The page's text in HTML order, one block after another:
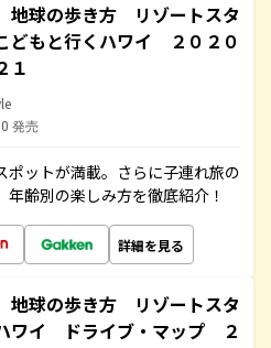
地球の歩き方 リゾートスタ
もと行くハワイ ２０２０
１
発売
ットが満載。さらに子連れ旅の
齢別の楽しみ方を徹底紹介！
詳細を見る
地球の歩き方 リゾートスタ
ワイ ドライブ・マップ ２